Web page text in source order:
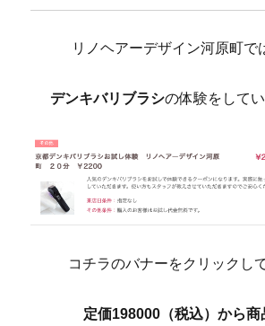
リノヘアーデザイン河原町で
デンキバリブラシの体験をして
コチラのバナーをクリックし
定価198000（税込）から商